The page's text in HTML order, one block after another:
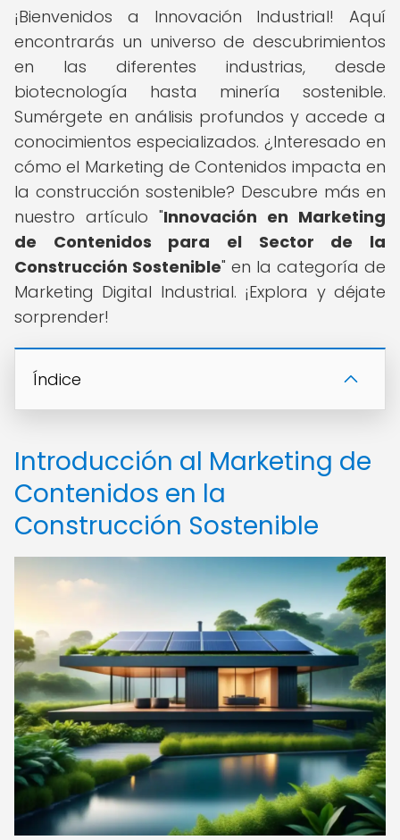
¡Bienvenidos a Innovación Industrial! Aquí
encontrarás un universo de descubrimientos
en las diferentes industrias, desde
biotecnología hasta minería sostenible.
Sumérgete en análisis profundos y accede a
conocimientos especializados. ¿Interesado en
cómo el Marketing de Contenidos impacta en
la construcción sostenible? Descubre más en
nuestro artículo "Innovación en Marketing
de Contenidos para el Sector de la
Construcción Sostenible" en la categoría de
Marketing Digital Industrial. ¡Explora y déjate
sorprender!
Índice
Introducción al Marketing de
Contenidos en la
Construcción Sostenible